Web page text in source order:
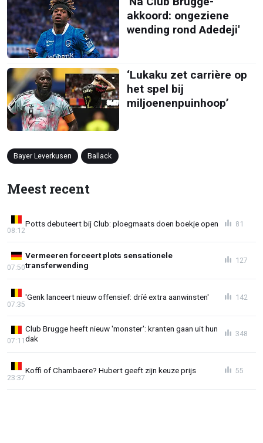
akkoord: ongeziene
wending rond Adedeji'
‘Lukaku zet carrière op
het spel bij
miljoenenpuinhoop’
Bayer Leverkusen Ballack
Meest recent
Potts debuteert bij Club: ploegmaats doen boekje open
08:12
81
Vermeeren forceert plots sensationele
transferwending
07:50
127
'Genk lanceert nieuw offensief: dríé extra aanwinsten'
07:35
142
Club Brugge heeft nieuw 'monster': kranten gaan uit hun
dak
07:11
348
Koffi of Chambaere? Hubert geeft zijn keuze prijs
23:37
55